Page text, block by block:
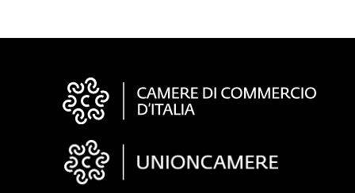
Informazioni
"Fattura